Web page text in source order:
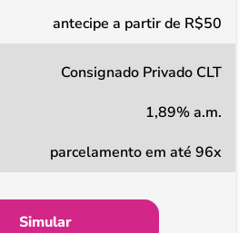
antecipe a partir de R$50
Consignado Privado CLT
1,89% a.m.
parcelamento em até 96x
Simular